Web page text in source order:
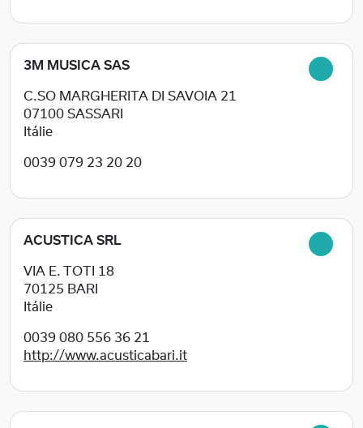
3M MUSICA SAS
C.SO MARGHERITA DI SAVOIA 21
07100 SASSARI
Itálie
0039 079 23 20 20
ACUSTICA SRL
VIA E. TOTI 18
70125 BARI
Itálie
0039 080 556 36 21
http://www.acusticabari.it